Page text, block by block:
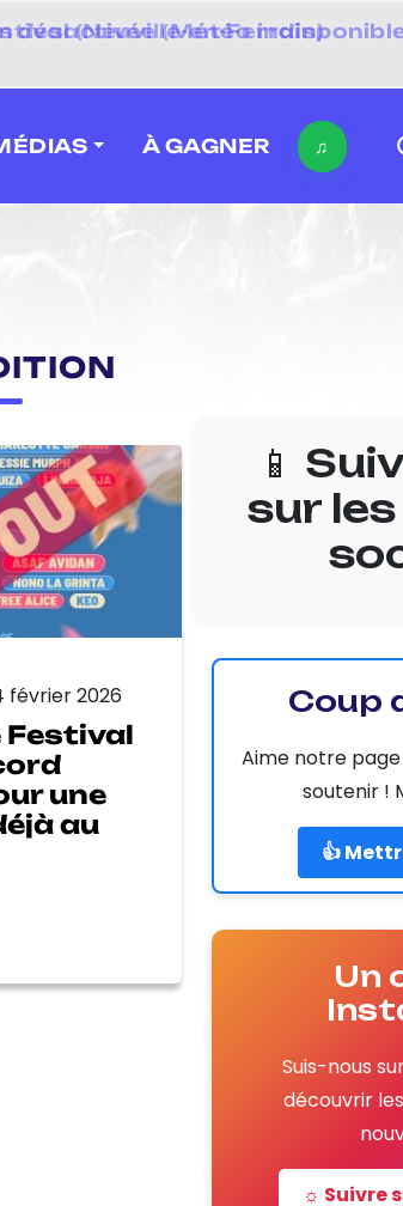
(Neuville-en-Ferrain)
À GAGNER ♫
février 2026
Festival
une
au
📱
sur
Coup
Aime notre
soutenir !
👍
Un
Suis-nous
découvrir
☼ Suivre